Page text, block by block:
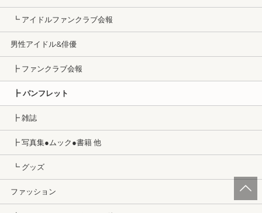
┗ アイドルファンクラブ会報
男性アイドル&俳優
┣ ファンクラブ会報
┣ パンフレット
┣ 雑誌
┣ 写真集●ムック●書籍 他
┗ グッズ
ファッション